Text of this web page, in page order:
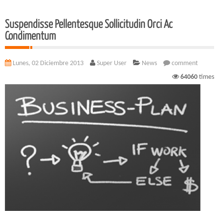
Suspendisse Pellentesque Sollicitudin Orci Ac
Condimentum
Lunes, 02 Diciembre 2013 Super User News
comment
64060 times